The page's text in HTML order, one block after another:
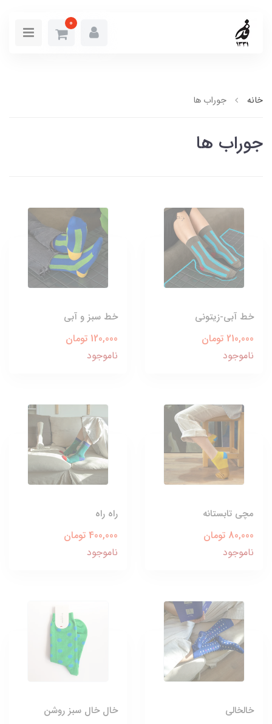
0
خانه جوراب ها
جوراب ها
خط آبی-زیتونی
210,000 تومان
ناموجود
خط سبز و آبی
120,000 تومان
ناموجود
مچی تابستانه
80,000 تومان
ناموجود
راه راه
400,000 تومان
ناموجود
خالخالی خال خال سبز روشن